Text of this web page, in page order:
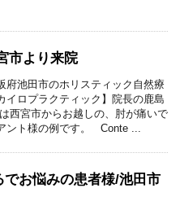
市より来院
府池田市のホリスティック自然療
イロプラクティック】院長の鹿島
西宮市からお越しの、肘が痛いで
ント様の例です。 Conte ...
でお悩みの患者様/池田市